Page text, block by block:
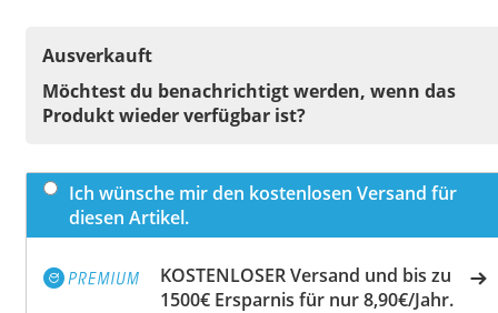
Ausverkauft
Möchtest du benachrichtigt werden, wenn das
Produkt wieder verfügbar ist?
Ich wünsche mir den kostenlosen Versand für
diesen Artikel.
KOSTENLOSER Versand und bis zu
1500€ Ersparnis für nur 8,90€/Jahr.